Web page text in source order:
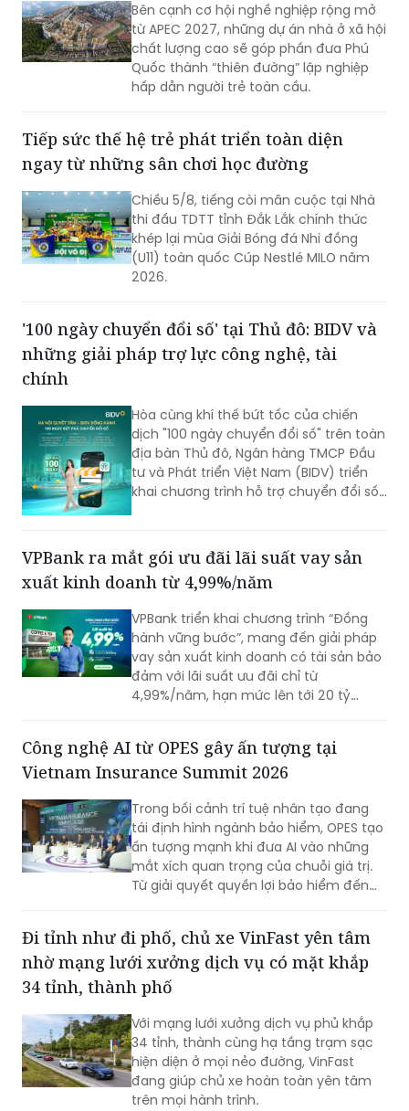
Bên cạnh cơ hội nghề nghiệp rộng mở
từ APEC 2027, những dự án nhà ở xã hội
chất lượng cao sẽ góp phần đưa Phú
Quốc thành “thiên đường” lập nghiệp
hấp dẫn người trẻ toàn cầu.
Tiếp sức thế hệ trẻ phát triển toàn diện
ngay từ những sân chơi học đường
Chiều 5/8, tiếng còi mãn cuộc tại Nhà
thi đấu TDTT tỉnh Đắk Lắk chính thức
khép lại mùa Giải Bóng đá Nhi đồng
(U11) toàn quốc Cúp Nestlé MILO năm
2026.
'100 ngày chuyển đổi số' tại Thủ đô: BIDV và
những giải pháp trợ lực công nghệ, tài
chính
Hòa cùng khí thế bứt tốc của chiến
dịch "100 ngày chuyển đổi số" trên toàn
địa bàn Thủ đô, Ngân hàng TMCP Đầu
tư và Phát triển Việt Nam (BIDV) triển
khai chương trình hỗ trợ chuyển đổi số
nghiệp.
VPBank ra mắt gói ưu đãi lãi suất vay sản
xuất kinh doanh từ 4,99%/năm
VPBank triển khai chương trình “Đồng
hành vững bước”, mang đến giải pháp
vay sản xuất kinh doanh có tài sản bảo
đảm với lãi suất ưu đãi chỉ từ
4,99%/năm, hạn mức lên tới 20 tỷ
nhanh chóng chỉ 1 phút, đây được đánh
giá là giải pháp nguồn vốn tối ưu cho
Công nghệ AI từ OPES gây ấn tượng tại
Vietnam Insurance Summit 2026
Trong bối cảnh trí tuệ nhân tạo đang
tái định hình ngành bảo hiểm, OPES tạo
ấn tượng mạnh khi đưa AI vào những
mắt xích quan trọng của chuỗi giá trị.
Từ giải quyết quyền lợi bảo hiểm đến
hiệu quả và liên tục tối ưu để biến AI
thành động lực tăng trưởng bền vững.
Đi tỉnh như đi phố, chủ xe VinFast yên tâm
nhờ mạng lưới xưởng dịch vụ có mặt khắp
34 tỉnh, thành phố
Với mạng lưới xưởng dịch vụ phủ khắp
34 tỉnh, thành cùng hạ tầng trạm sạc
hiện diện ở mọi nẻo đường, VinFast
đang giúp chủ xe hoàn toàn yên tâm
trên mọi hành trình.